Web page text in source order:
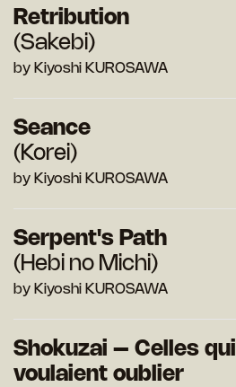
Retribution
(Sakebi)
by Kiyoshi KUROSAWA
Seance
(Korei)
by Kiyoshi KUROSAWA
Serpent's Path
(Hebi no Michi)
by Kiyoshi KUROSAWA
Shokuzai – Celles qui
voulaient oublier